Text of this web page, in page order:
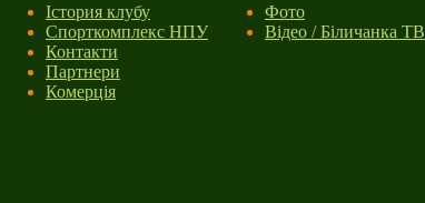
Істория клубу
Спорткомплекс НПУ
Контакти
Партнери
Комерція
Фото
Відео / Біличанка ТВ